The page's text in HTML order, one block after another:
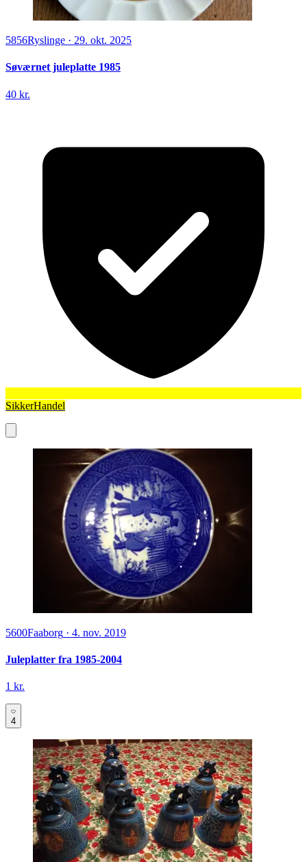
5856Ryslinge · 29. okt. 2025
Søværnet juleplatte 1985
40 kr.
SikkerHandel
5600Faaborg · 4. nov. 2019
Juleplatter fra 1985-2004
1 kr.
4